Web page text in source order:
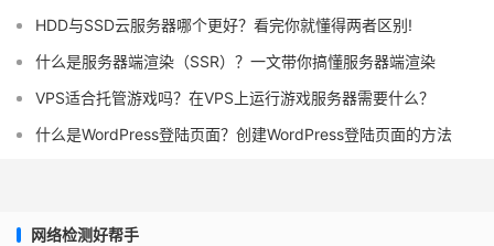
HDD与SSD云服务器哪个更好？看完你就懂得两者区别!
什么是服务器端渲染（SSR）？一文带你搞懂服务器端渲染
VPS适合托管游戏吗？在VPS上运行游戏服务器需要什么？
什么是WordPress登陆页面？创建WordPress登陆页面的方法
网络检测好帮手